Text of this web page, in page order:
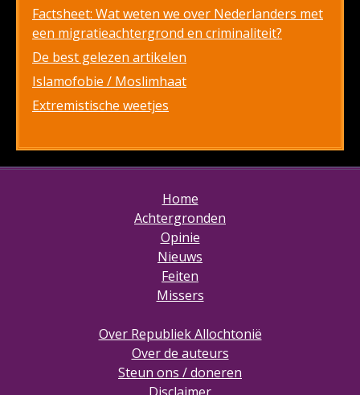
Factsheet: Wat weten we over Nederlanders met
een migratieachtergrond en criminaliteit?
De best gelezen artikelen
Islamofobie / Moslimhaat
Extremistische weetjes
Home
Achtergronden
Opinie
Nieuws
Feiten
Missers
Over Republiek Allochtonië
Over de auteurs
Steun ons / doneren